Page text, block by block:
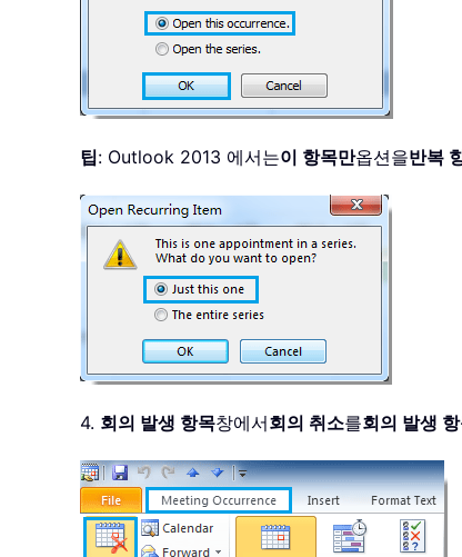
팁: Outlook 2013 에서는이 항목만옵션을반복
4. 회의 발생 항목창에서회의 취소를회의 발생